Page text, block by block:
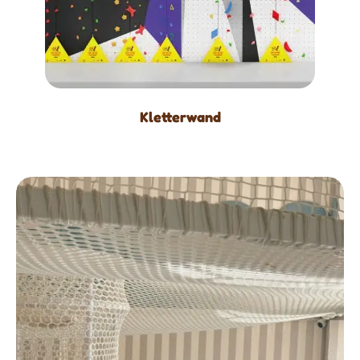
Kletterwand